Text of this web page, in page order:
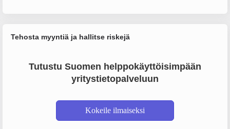
Tehosta myyntiä ja hallitse riskejä
Tutustu Suomen helppokäyttöisimpään
yritystietopalveluun
Kokeile ilmaiseksi